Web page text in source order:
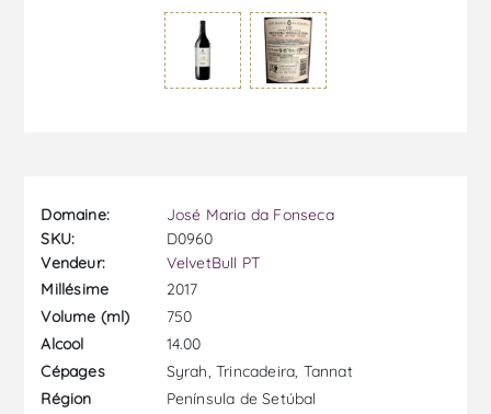
Domaine:
José Maria da Fonseca
SKU:
D0960
Vendeur:
VelvetBull PT
Millésime
2017
Volume (ml)
750
Alcool
14.00
Cépages
Syrah, Trincadeira, Tannat
Région
Península de Setúbal